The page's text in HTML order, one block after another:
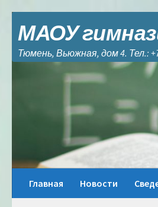
МАОУ
Тюмень, Вьюжная, дом 4. Тел.:
Главная Новости